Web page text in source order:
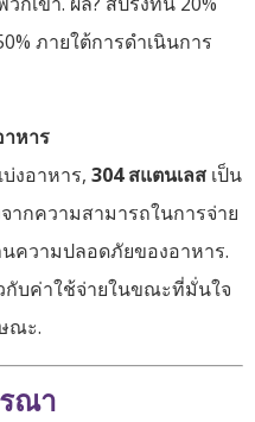
ภายใต้การดำเนินการ
หาร
งอาหาร, 304 สแตนเลส เป็น
ากความสามารถในการจ่าย
ความปลอดภัยของอาหาร.
กับค่าใช้จ่ายในขณะที่มั่นใจ
ณะ.
ณา